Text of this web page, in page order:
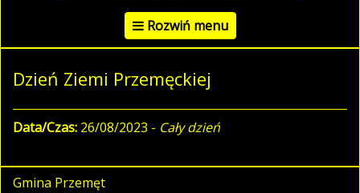
Rozwiń menu
Dzień Ziemi Przemęckiej
Data/Czas: 26/08/2023 - Cały dzień
Gmina Przemęt